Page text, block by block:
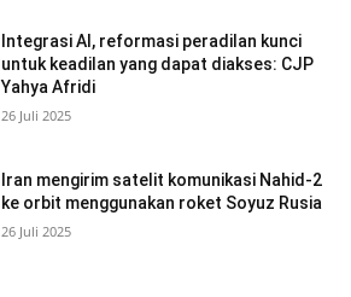
Integrasi AI, reformasi peradilan kunci
untuk keadilan yang dapat diakses: CJP
Yahya Afridi
26 Juli 2025
Iran mengirim satelit komunikasi Nahid-2
ke orbit menggunakan roket Soyuz Rusia
26 Juli 2025